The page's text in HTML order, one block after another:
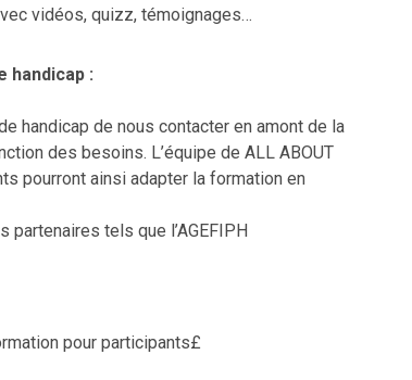
vidéos, quizz, témoignages…
handicap :
handicap de nous contacter en amont de la
des besoins. L’équipe de ALL ABOUT
pourront ainsi adapter la formation en
tels que l’AGEFIPH
pour participants£